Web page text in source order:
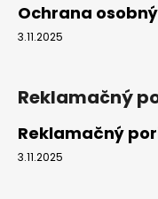
Ochrana
3.11.2025
Reklamačný
Reklamačný
3.11.2025